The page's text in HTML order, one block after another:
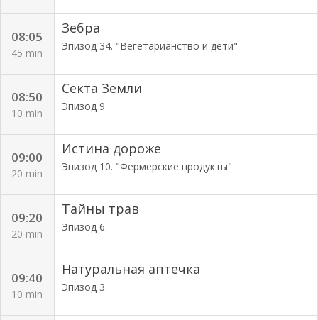
08:05
45 min
Зебра
Эпизод 34. "Вегетарианство и дети"
08:50
10 min
Секта Земли
Эпизод 9.
09:00
20 min
Истина дороже
Эпизод 10. "Фермерские продукты"
09:20
20 min
Тайны трав
Эпизод 6.
09:40
10 min
Натуральная аптечка
Эпизод 3.